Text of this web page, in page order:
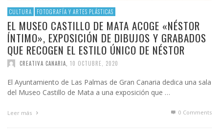
CULTURA FOTOGRAFÍA Y ARTES PLÁSTICAS
EL MUSEO CASTILLO DE MATA ACOGE «NÉSTOR
ÍNTIMO», EXPOSICIÓN DE DIBUJOS Y GRABADOS
QUE RECOGEN EL ESTILO ÚNICO DE NÉSTOR
CREATIVA CANARIA 10 OCTUBRE, 2020
El Ayuntamiento de Las Palmas de Gran Canaria dedica una sala
del Museo Castillo de Mata a una exposición que …
Leer más 0 Comments